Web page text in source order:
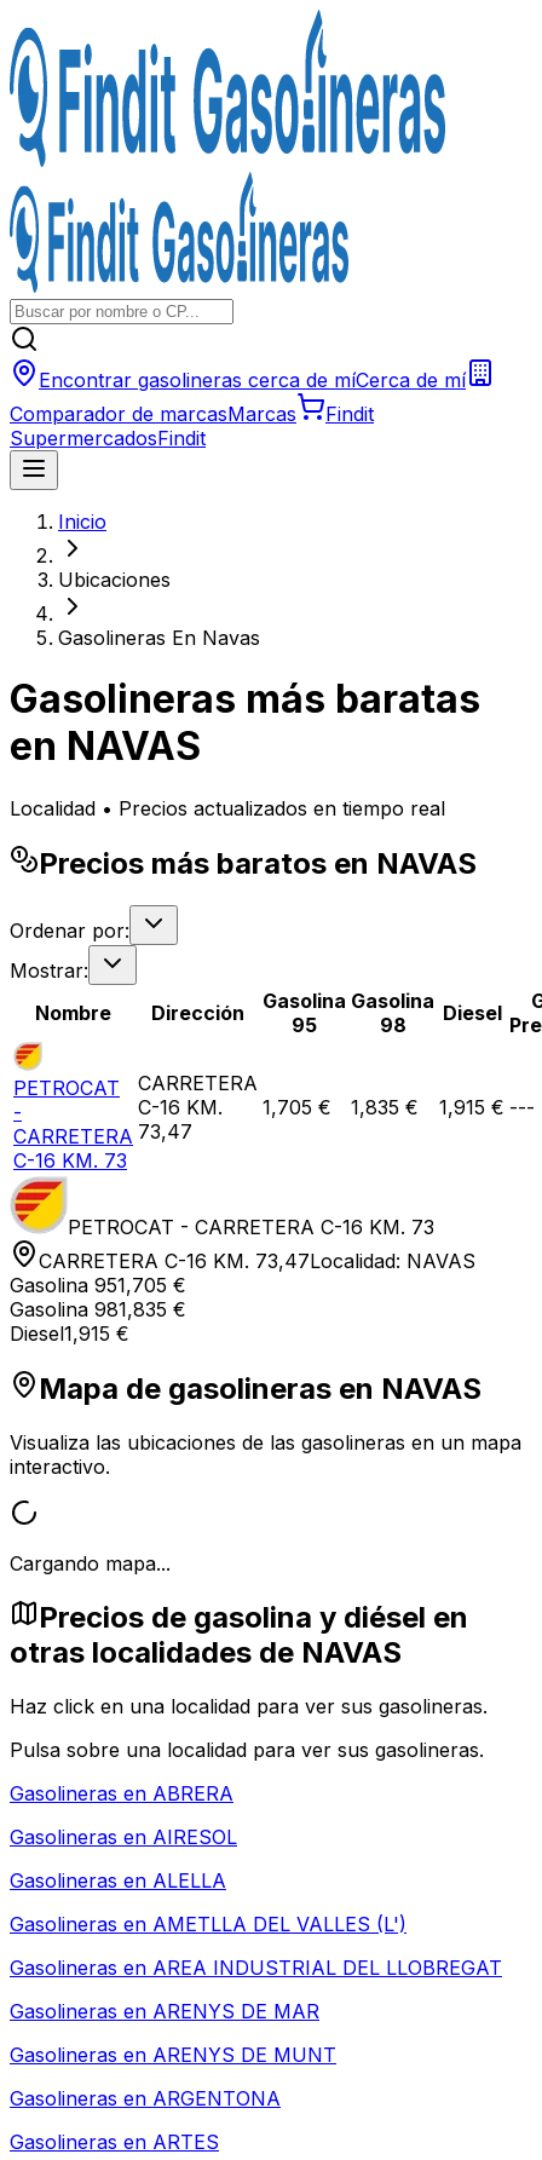
Encontrar gasolineras cerca de míCerca de mí
Comparador de marcasMarcas
Findit
SupermercadosFindit
Inicio
Ubicaciones
Gasolineras En Navas
Gasolineras más baratas
en NAVAS
Localidad • Precios actualizados en tiempo real
Precios más baratos en NAVAS
Ordenar por:
Mostrar:
Nombre
Dirección
Gasolina
95
Gasolina
98
Diesel
PETROCAT
-
CARRETERA
C-16 KM. 73
CARRETERA
C-16 KM.
73,47
1,705 € 1,835 € 1,915 € ---
PETROCAT - CARRETERA C-16 KM. 73
CARRETERA C-16 KM. 73,47Localidad: NAVAS
Gasolina 951,705 €
Gasolina 981,835 €
Diesel1,915 €
Mapa de gasolineras en NAVAS
Visualiza las ubicaciones de las gasolineras en un mapa
interactivo.
Cargando mapa...
Precios de gasolina y diésel en
otras localidades de NAVAS
Haz click en una localidad para ver sus gasolineras.
Pulsa sobre una localidad para ver sus gasolineras.
Gasolineras en ABRERA
Gasolineras en AIRESOL
Gasolineras en ALELLA
Gasolineras en AMETLLA DEL VALLES (L')
Gasolineras en AREA INDUSTRIAL DEL LLOBREGAT
Gasolineras en ARENYS DE MAR
Gasolineras en ARENYS DE MUNT
Gasolineras en ARGENTONA
Gasolineras en ARTES